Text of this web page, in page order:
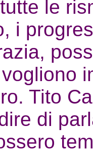
le
i
Tito
di